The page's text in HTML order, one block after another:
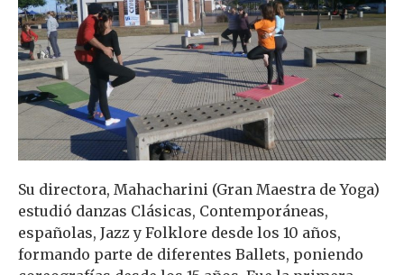
Su directora, Mahacharini (Gran Maestra de Yoga)
estudió danzas Clásicas, Contemporáneas,
españolas, Jazz y Folklore desde los 10 años,
formando parte de diferentes Ballets, poniendo